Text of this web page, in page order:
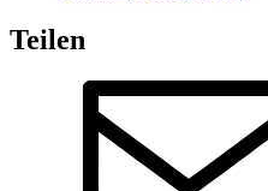
Teilen